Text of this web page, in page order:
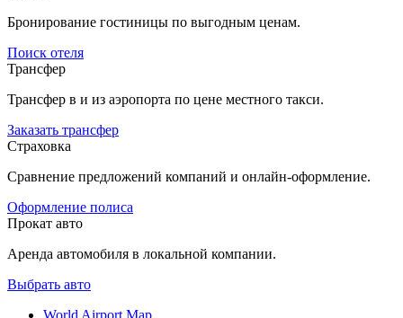
Бронирование гостиницы по выгодным ценам.
Поиск отеля
Трансфер
Трансфер в и из аэропорта по цене местного такси.
Заказать трансфер
Страховка
Сравнение предложений компаний и онлайн-оформление.
Оформление полиса
Прокат авто
Аренда автомобиля в локальной компании.
Выбрать авто
World Airport Map